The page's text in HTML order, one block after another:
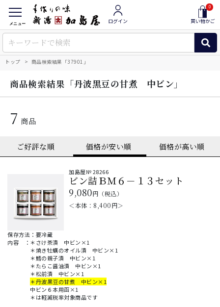
メニュー ログイン
0
買い物かご
トップ 商品検索結果「37901」
商品検索結果 「丹波黒豆の甘煮 中ビン」
7 商品
加島屋№28266
ビン詰ＢＭ６－１３セット
9,080円（税込）
＜本体： 8,400円＞
保存方法：要冷蔵
内容 ： ＊さけ茶漬 中ビン×1
＊焼き牡蠣のオイル漬 中ビン×1
＊鱈の親子漬 中ビン×1
＊たらこ醤油漬 中ビン×1
＊松前漬 中ビン×1
＊丹波黒豆の甘煮 中ビン×1
中ビン６本用函×1
＊は軽減税率対象商品です